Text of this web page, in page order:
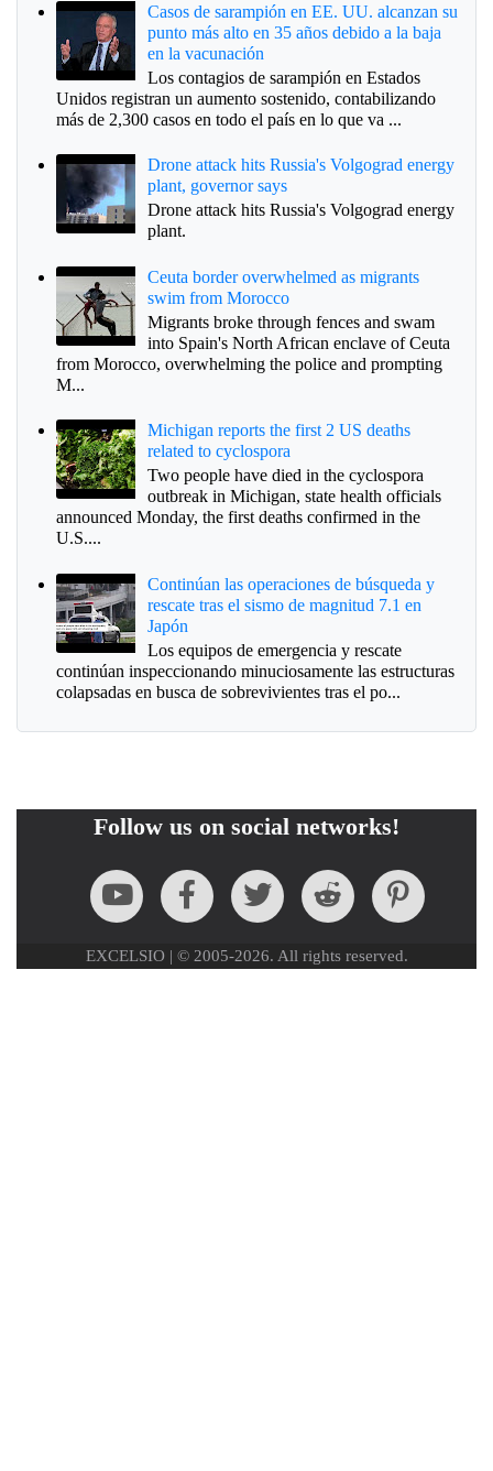
Casos de sarampión en EE. UU. alcanzan su
punto más alto en 35 años debido a la baja
en la vacunación
Los contagios de sarampión en Estados
Unidos registran un aumento sostenido, contabilizando
más de 2,300 casos en todo el país en lo que va ...
Drone attack hits Russia's Volgograd energy
plant, governor says
Drone attack hits Russia's Volgograd energy
plant.
Ceuta border overwhelmed as migrants
swim from Morocco
Migrants broke through fences and swam
into Spain's North African enclave of Ceuta
from Morocco, overwhelming the police and prompting
M...
Michigan reports the first 2 US deaths
related to cyclospora
Two people have died in the cyclospora
outbreak in Michigan, state health officials
announced Monday, the first deaths confirmed in the
U.S....
Continúan las operaciones de búsqueda y
rescate tras el sismo de magnitud 7.1 en
Japón
Los equipos de emergencia y rescate
continúan inspeccionando minuciosamente las estructuras
colapsadas en busca de sobrevivientes tras el po...
Follow us on social networks!
EXCELSIO | © 2005-2026. All rights reserved.